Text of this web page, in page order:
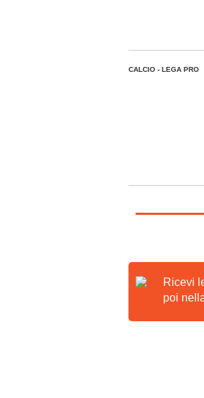
CALCIO - LEGA PRO
Ricevi
poi